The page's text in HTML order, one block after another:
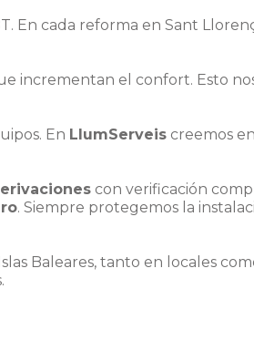
En cada reforma en Sant
incrementan el confort. Esto
En LlumServeis creemos
con verificación
. Siempre protegemos la
Baleares, tanto en locales